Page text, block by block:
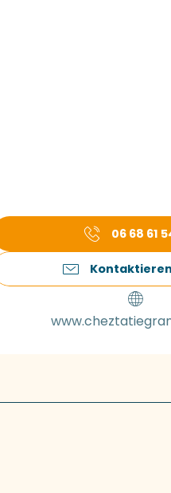
06 68 61